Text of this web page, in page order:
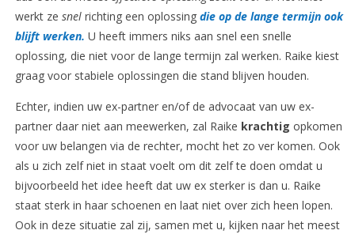
werkt ze snelrichting een oplossingdie op de lange termijn ook
blijft werken. U heeft immers niks aan snel een snelle
oplossing, die niet voor de lange termijn zal werken. Raike kiest
graag voor stabiele oplossingen die stand blijven houden.
Echter, indien uw ex-partner en/of de advocaat van uw ex-
partner daar niet aan meewerken, zal Raike krachtig opkomen
voor uw belangen via de rechter, mocht het zo ver komen. Ook
als u zich zelf niet in staat voelt om dit zelf te doen omdat u
bijvoorbeeld het idee heeft dat uw ex sterker is dan u. Raike
staat sterk in haar schoenen en laat niet over zich heen lopen.
Ook in deze situatie zal zij, samen met u, kijken naar het meest